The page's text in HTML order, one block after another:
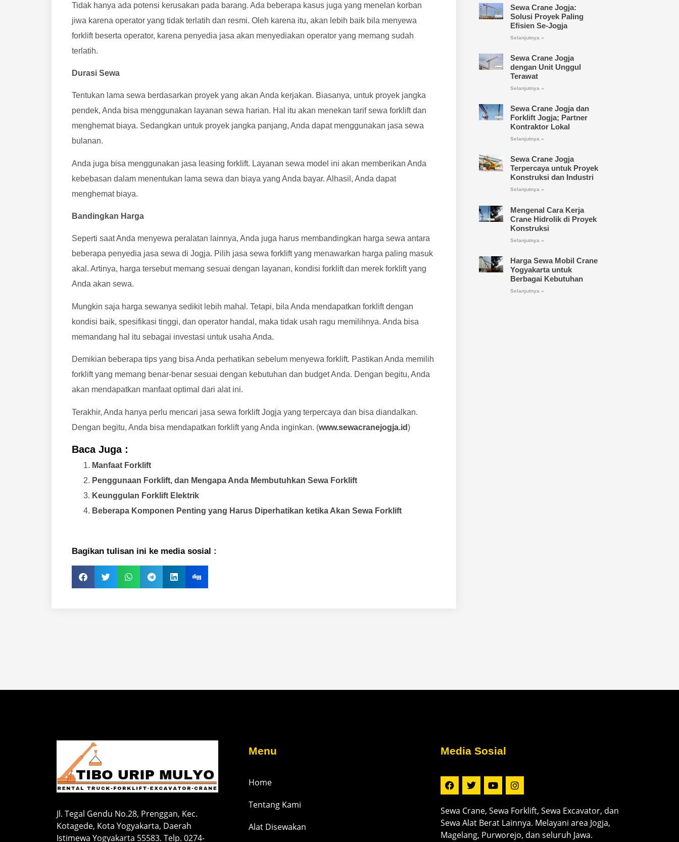
Tidak hanya ada potensi kerusakan pada barang. Ada beberapa kasus juga yang menelan korban
jiwa karena operator yang tidak terlatih dan resmi. Oleh karena itu, akan lebih baik bila menyewa
forklift beserta operator, karena penyedia jasa akan menyediakan operator yang memang sudah
terlatih.
Durasi Sewa
Tentukan lama sewa berdasarkan proyek yang akan Anda kerjakan. Biasanya, untuk proyek jangka
pendek, Anda bisa menggunakan layanan sewa harian. Hal itu akan menekan tarif sewa forklift dan
menghemat biaya. Sedangkan untuk proyek jangka panjang, Anda dapat menggunakan jasa sewa
bulanan.
Anda juga bisa menggunakan jasa leasing forklift. Layanan sewa model ini akan memberikan Anda
kebebasan dalam menentukan lama sewa dan biaya yang Anda bayar. Alhasil, Anda dapat
menghemat biaya.
Bandingkan Harga
Seperti saat Anda menyewa peralatan lainnya, Anda juga harus membandingkan harga sewa antara
beberapa penyedia jasa sewa di Jogja. Pilih jasa sewa forklift yang menawarkan harga paling masuk
akal. Artinya, harga tersebut memang sesuai dengan layanan, kondisi forklift dan merek forklift yang
Anda akan sewa.
Mungkin saja harga sewanya sedikit lebih mahal. Tetapi, bila Anda mendapatkan forklift dengan
kondisi baik, spesifikasi tinggi, dan operator handal, maka tidak usah ragu memilihnya. Anda bisa
memandang hal itu sebagai investasi untuk usaha Anda.
Demikian beberapa tips yang bisa Anda perhatikan sebelum menyewa forklift. Pastikan Anda memilih
forklift yang memang benar-benar sesuai dengan kebutuhan dan budget Anda. Dengan begitu, Anda
akan mendapatkan manfaat optimal dari alat ini.
Terakhir, Anda hanya perlu mencari jasa sewa forklift Jogja yang terpercaya dan bisa diandalkan.
Dengan begitu, Anda bisa mendapatkan forklift yang Anda inginkan. (www.sewacranejogja.id)
Baca Juga :
Manfaat Forklift
Penggunaan Forklift, dan Mengapa Anda Membutuhkan Sewa Forklift
Keunggulan Forklift Elektrik
Beberapa Komponen Penting yang Harus Diperhatikan ketika Akan Sewa Forklift
Bagikan tulisan ini ke media sosial :
Sewa Crane Jogja:
Solusi Proyek Paling
Efisien Se-Jogja
Selanjutnya »
Sewa Crane Jogja
dengan Unit Unggul
Terawat
Selanjutnya »
Sewa Crane Jogja dan
Forklift Jogja; Partner
Kontraktor Lokal
Selanjutnya »
Sewa Crane Jogja
Terpercaya untuk Proyek
Konstruksi dan Industri
Selanjutnya »
Mengenal Cara Kerja
Crane Hidrolik di Proyek
Konstruksi
Selanjutnya »
Harga Sewa Mobil Crane
Yogyakarta untuk
Berbagai Kebutuhan
Selanjutnya »
Jl. Tegal Gendu No.28, Prenggan, Kec.
Kotagede, Kota Yogyakarta, Daerah
Istimewa Yogyakarta 55583. Telp. 0274-
Menu
Home
Tentang Kami
Alat Disewakan
Media Sosial
Sewa Crane, Sewa Forklift, Sewa Excavator, dan
Sewa Alat Berat Lainnya. Melayani area Jogja,
Magelang, Purworejo, dan seluruh Jawa.